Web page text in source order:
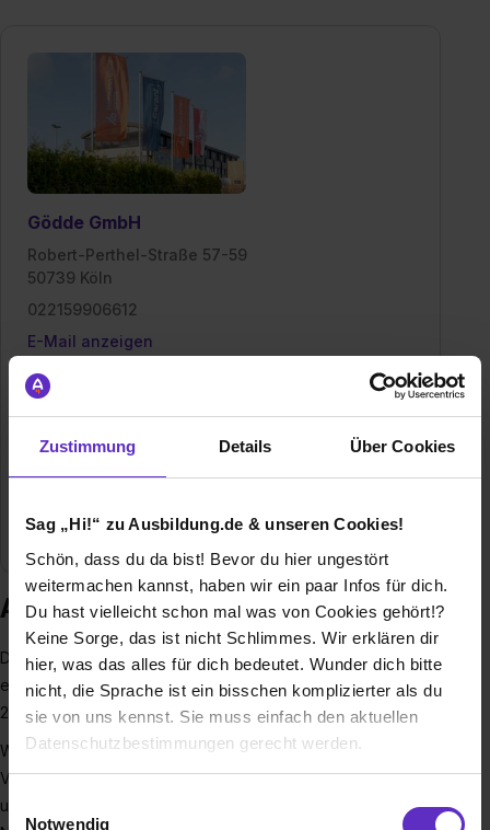
Zustimmung Details Über Cookies
Sag „Hi!“ zu Ausbildung.de & unseren Cookies!
Schön, dass du da bist! Bevor du hier ungestört
weitermachen kannst, haben wir ein paar Infos für dich.
Du hast vielleicht schon mal was von Cookies gehört!?
Keine Sorge, das ist nicht Schlimmes. Wir erklären dir
hier, was das alles für dich bedeutet. Wunder dich bitte
nicht, die Sprache ist ein bisschen komplizierter als du
sie von uns kennst. Sie muss einfach den aktuellen
Datenschutzbestimmungen gerecht werden.
Notwendig
Gödde GmbH
Robert-Perthel-Straße 57-59
50739 Köln
022159906612
E-Mail anzeigen
Gründungsjahr 1960
Umsatz 85 Mill. €
Branche Handel / Gewerbe
Ausbildung bei Gödde GmbH
DasKölner Familienunterneh­menGödde ist ein seit 1960
erfolg­reicher und unabhängiger Werk­zeughändler mit circa
220 Mit­arbeiter*innen.
Wir verfügen über ein eigenes Vorführ- und
Versuchszentrum sowie ein Logistikzentrum. Wir betreuen
und beliefern unsere Kunden in den Regionen südliches